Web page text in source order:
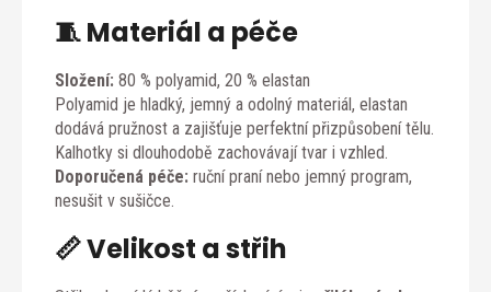
🧵 Materiál a péče
Složení: 80 % polyamid, 20 % elastan
Polyamid je hladký, jemný a odolný materiál, elastan
dodává pružnost a zajišťuje perfektní přizpůsobení tělu.
Kalhotky si dlouhodobě zachovávají tvar i vzhled.
Doporučená péče: ruční praní nebo jemný program,
nesušit v sušičce.
📏 Velikost a střih